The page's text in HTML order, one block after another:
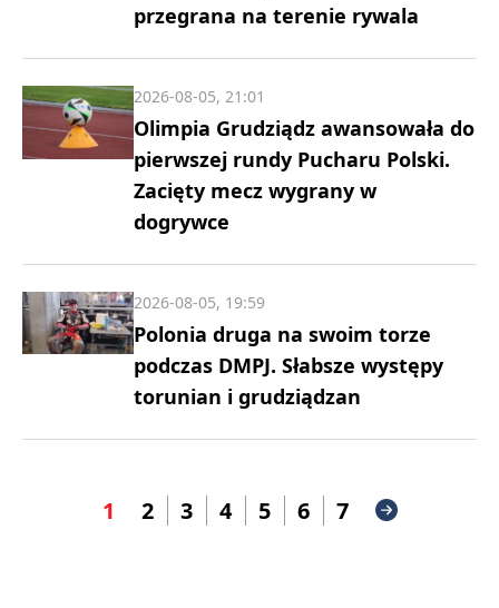
przegrana na terenie rywala
Olimpia Grudziądz awansowała do
pierwszej rundy Pucharu Polski.
Zacięty mecz wygrany w
dogrywce
2026-08-05, 21:01
Polonia druga na swoim torze
podczas DMPJ. Słabsze występy
torunian i grudziądzan
2026-08-05, 19:59
1 2 3 4 5 6 7